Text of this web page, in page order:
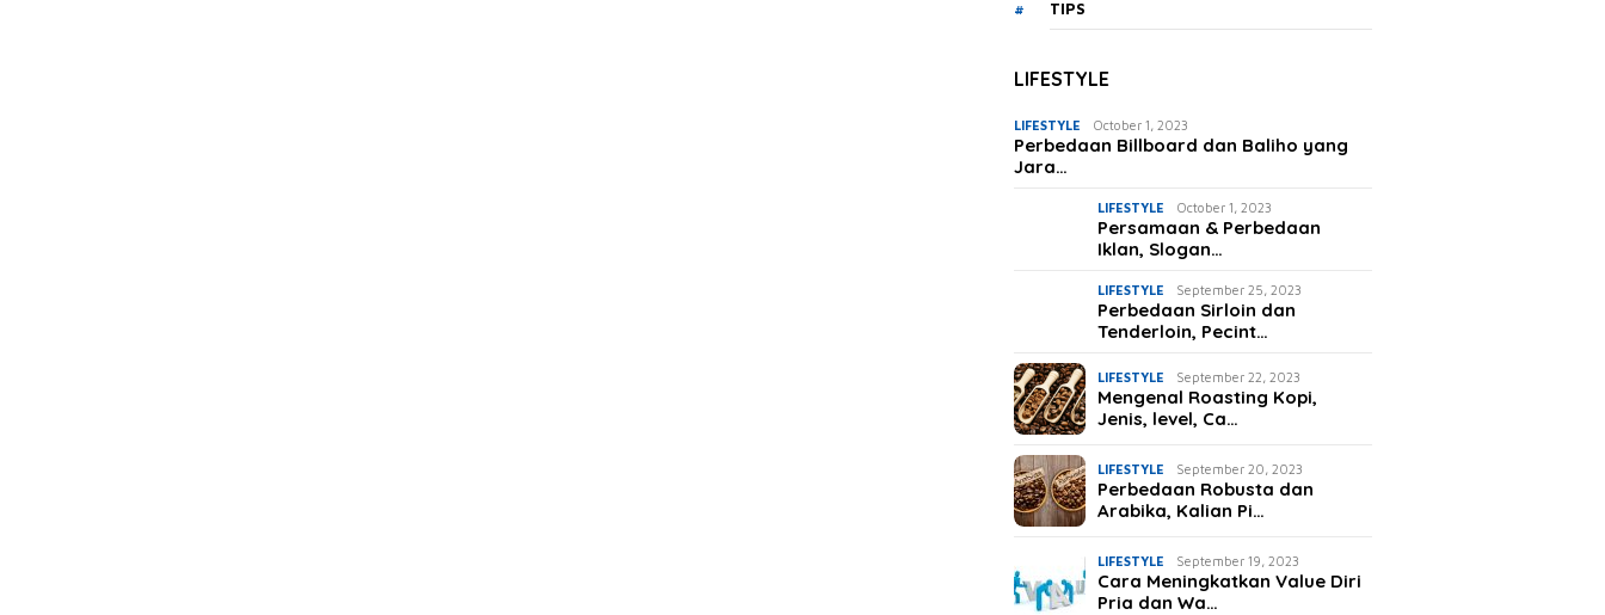
TIPS
LIFESTYLE
LIFESTYLE October 1, 2023
Perbedaan Billboard dan Baliho yang
Jara…
LIFESTYLE October 1, 2023
Persamaan & Perbedaan
Iklan, Slogan…
LIFESTYLE September 25, 2023
Perbedaan Sirloin dan
Tenderloin, Pecint…
LIFESTYLE September 22, 2023
Mengenal Roasting Kopi,
Jenis, level, Ca…
LIFESTYLE September 20, 2023
Perbedaan Robusta dan
Arabika, Kalian Pi…
LIFESTYLE September 19, 2023
Cara Meningkatkan Value Diri
Pria dan Wa…